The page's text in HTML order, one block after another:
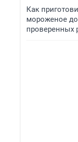
Как
мороженое
проверенных